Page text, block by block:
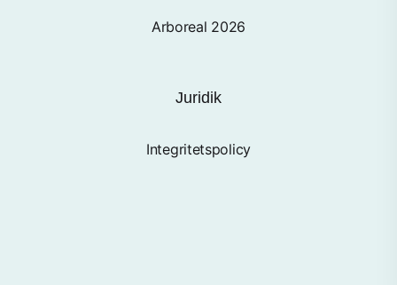
Arboreal 2026
Juridik
Integritetspolicy